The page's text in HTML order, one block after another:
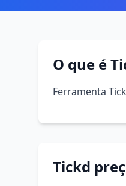
O que é
Ferramenta
Tickd